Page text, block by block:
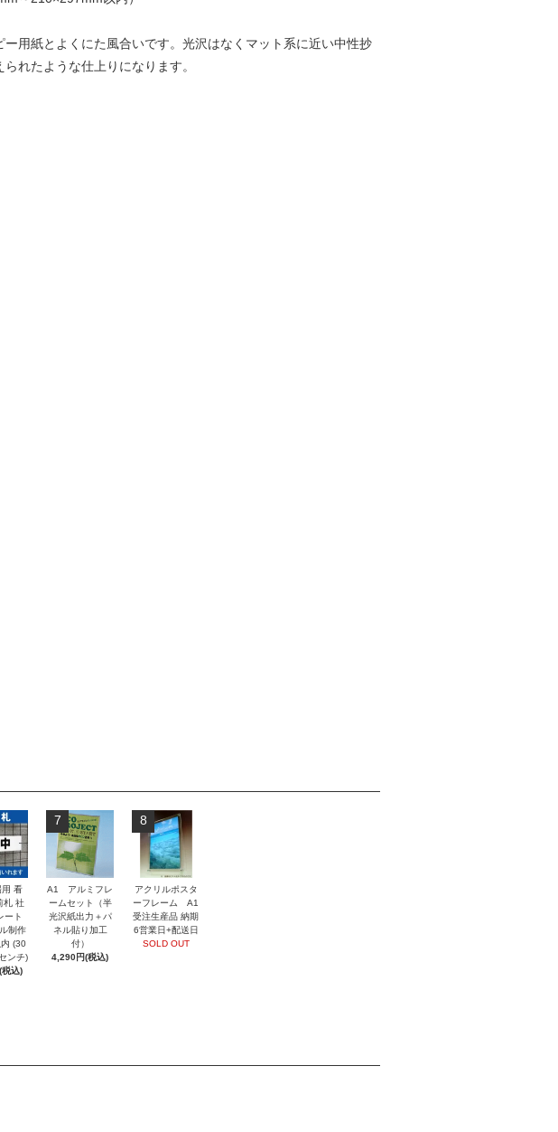
用紙とよくにた風合いです。光沢はなくマット系に近い中性抄
れたような仕上りになります。
用 看
札 社
ート
制作
(30
ンチ)
込)
7
A1 アルミフレ
ームセット（半
光沢紙出力＋パ
ネル貼り加工
付）
4,290円(税込)
8
アクリルポスタ
ーフレーム A1
受注生産品 納期
6営業日+配送日
SOLD OUT